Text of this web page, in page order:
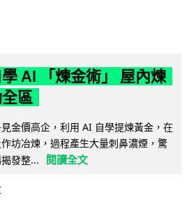
AI 「煉金術」 屋內煉
區
金價高企，利用 AI 自學提煉黃金，在
坊冶煉，過程產生大量刺鼻濃煙，驚
發整...
閱讀全文